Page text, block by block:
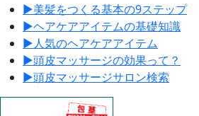
▶︎美髪をつくる基本の9ステップ
▶︎ヘアケアアイテムの基礎知識
▶︎人気のヘアケアアイテム
▶︎頭皮マッサージの効果って？
▶︎頭皮マッサージサロン検索